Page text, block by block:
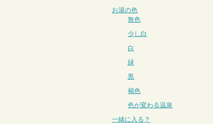
お湯の色
無色
少し白
白
緑
黒
褐色
色が変わる温泉
一緒に入る？